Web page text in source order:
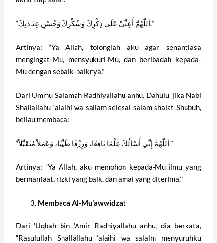
“اَللّهُمَّ أَعِنِّيْ عَلَى ذِكْرِكَ وَشُكْرِكَ وَحُسْنِ عِبَادَتِكَ.”
Artinya: “Ya Allah, tolonglah aku agar senantiasa
mengingat-Mu, mensyukuri-Mu, dan beribadah kepada-
Mu dengan sebaik-baiknya.”
Dari Ummu Salamah Radhiyallahu anhu. Dahulu, jika Nabi
Shallallahu ‘alaihi wa sallam selesai salam shalat Shubuh,
beliau membaca:
“اَللّهُمَّ إِنِّي أَسْأَلُكَ عِلْمًا نَافِعًا، وَرِزْقًا طَيِّبًا، وَعَمَلاً مُتَقَبَّلاً.”
Artinya: “Ya Allah, aku memohon kepada-Mu ilmu yang
bermanfaat, rizki yang baik, dan amal yang diterima.’’
Membaca Al-Mu’awwidzat
Dari ‘Uqbah bin ‘Amir Radhiyallahu anhu, dia berkata,
“Rasulullah Shallallahu ‘alaihi wa salalm menyuruhku